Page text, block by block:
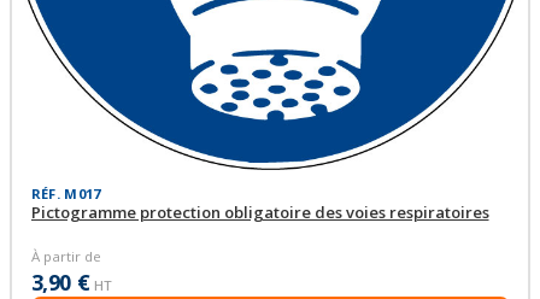
RÉF. M017
Pictogramme protection obligatoire des voies respiratoires
À partir de
3,90 € HT